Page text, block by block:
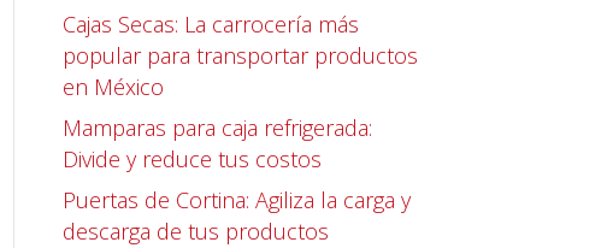
Cajas Secas: La carrocería más
popular para transportar productos
en México
Mamparas para caja refrigerada:
Divide y reduce tus costos
Puertas de Cortina: Agiliza la carga y
descarga de tus productos